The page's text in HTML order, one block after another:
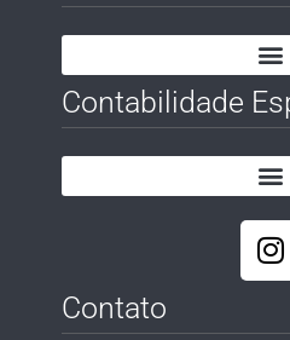
Contabilidade
Contato